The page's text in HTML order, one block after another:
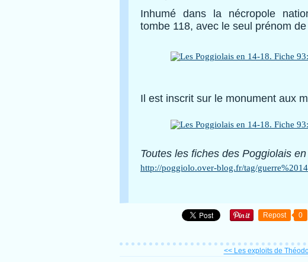
Inhumé dans la nécropole
tombe 118, avec le seul prénom
Il est inscrit sur le monument aux
Toutes les fiches des Poggiolais
http://poggiolo.over-blog.fr/tag/
Repost 0
<< Les exploits de